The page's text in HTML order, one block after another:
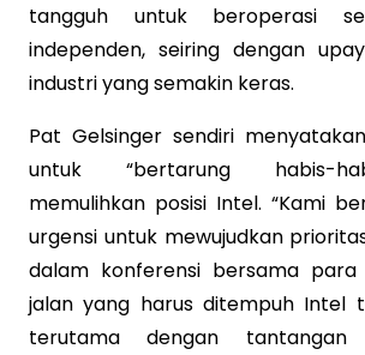
tangguh untuk beroperasi
independen, seiring dengan
industri yang semakin keras.
Pat Gelsinger sendiri
untuk “bertarung habis-
memulihkan posisi Intel. “Kami
urgensi untuk mewujudkan
dalam konferensi bersama para
jalan yang harus ditempuh Intel
terutama dengan